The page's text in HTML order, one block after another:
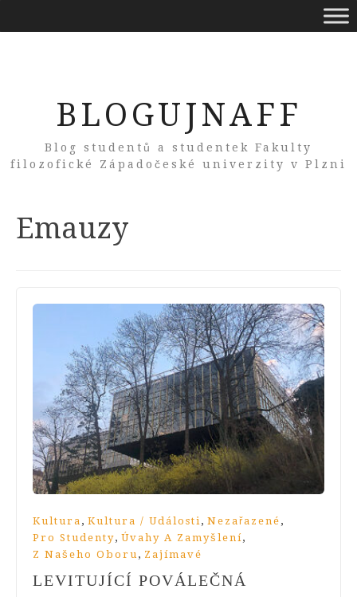
BLOGUJNAFF
Blog studentů a studentek Fakulty
filozofické Západočeské univerzity v Plzni
Tag:
Emauzy
Kultura , Kultura / Události , Nezařazené ,
Pro Studenty, Úvahy A Zamyšlení,
Z Našeho Oboru , Zajímavé
LEVITUJÍCÍ POVÁLEČNÁ